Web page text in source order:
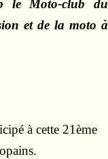
le Moto-club du
et de la moto à
à cette 21ème